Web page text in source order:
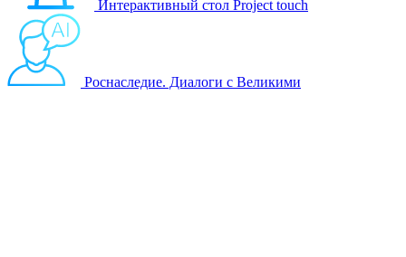
Интерактивный стол Project touch
Роснаследие. Диалоги с Великими